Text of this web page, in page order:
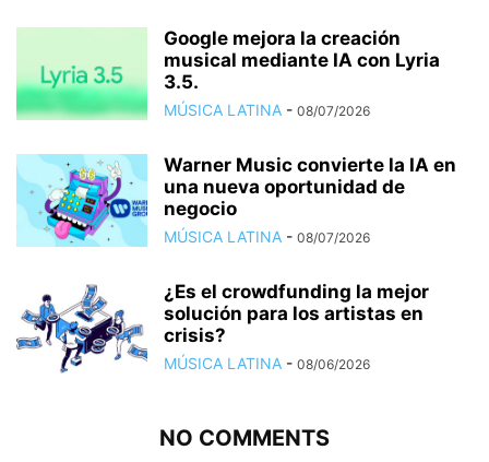
Google mejora la creación
musical mediante IA con Lyria
3.5.
MÚSICA LATINA - 08/07/2026
Warner Music convierte la IA en
una nueva oportunidad de
negocio
MÚSICA LATINA - 08/07/2026
¿Es el crowdfunding la mejor
solución para los artistas en
crisis?
MÚSICA LATINA - 08/06/2026
NO COMMENTS